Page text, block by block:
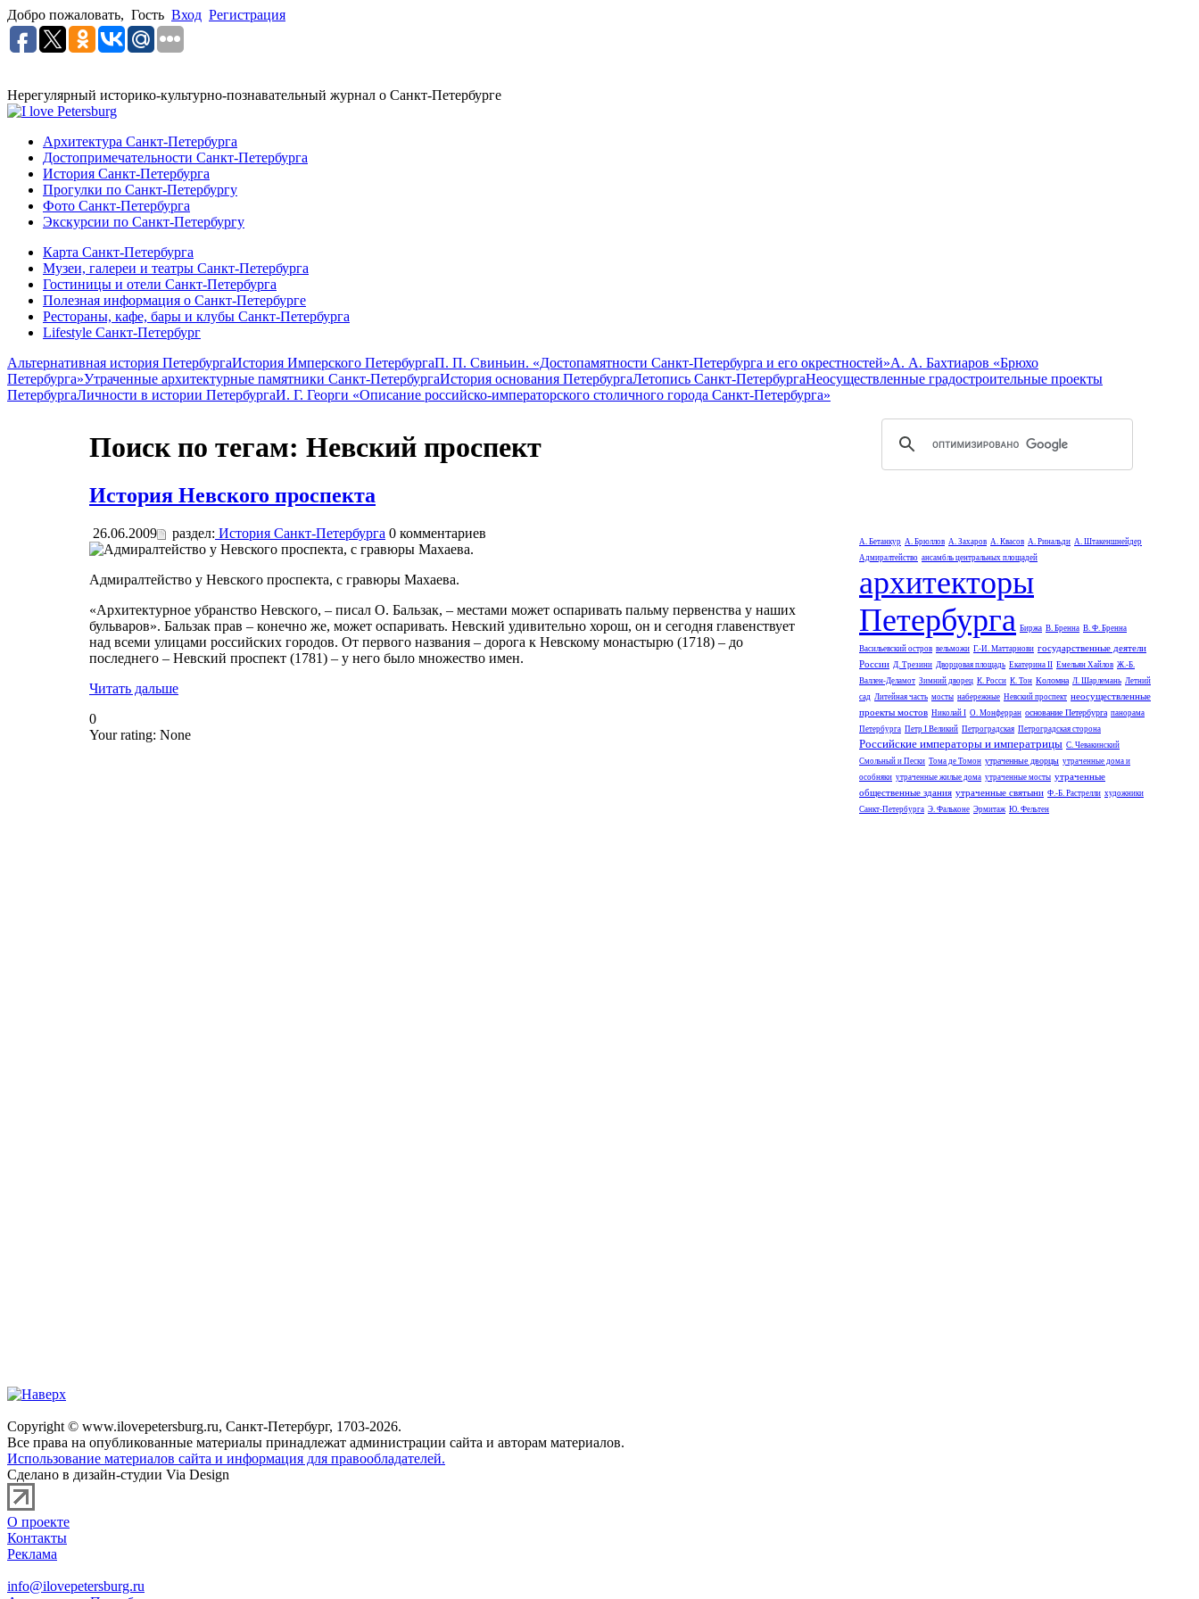
Добро пожаловать, Гость Вход Регистрация
Нерегулярный историко-культурно-познавательный журнал о Санкт-Петербурге
Архитектура Санкт-Петербурга
Достопримечательности Санкт-Петербурга
История Санкт-Петербурга
Прогулки по Санкт-Петербургу
Фото Санкт-Петербурга
Экскурсии по Санкт-Петербургу
Карта Санкт-Петербурга
Музеи, галереи и театры Санкт-Петербурга
Гостиницы и отели Санкт-Петербурга
Полезная информация о Санкт-Петербурге
Рестораны, кафе, бары и клубы Санкт-Петербурга
Lifestyle Санкт-Петербург
Альтернативная история ПетербургаИстория Имперского ПетербургаП. П. Свиньин. «Достопамятности Санкт-Петербурга и его окрестностей»А. А. Бахтиаров «Брюхо
Петербурга»Утраченные архитектурные памятники Санкт-ПетербургаИстория основания ПетербургаЛетопись Санкт-ПетербургаНеосуществленные градостроительные проекты
ПетербургаЛичности в истории ПетербургаИ. Г. Георги «Описание российско-императорского столичного города Санкт-Петербурга»
Поиск по тегам: Невский проспект
История Невского проспекта
26.06.2009 раздел: История Санкт-Петербурга 0 комментариев
Адмиралтейство у Невского проспекта, с гравюры Махаева.
«Архитектурное убранство Невского, – писал О. Бальзак, – местами может оспаривать пальму первенства у наших
бульваров». Бальзак прав – конечно же, может оспаривать. Невский удивительно хорош, он и сегодня главенствует
над всеми улицами российских городов. От первого названия – дорога к Невскому монастырю (1718) – до
последнего – Невский проспект (1781) – у него было множество имен.
Читать дальше
0
Your rating: None
А. Бетанкур А. Брюллов А. Захаров А. Квасов А. Ринальди А. Штакеншнейдер
Адмиралтейство ансамбль центральных площадей
архитекторы
Петербурга Биржа В. Бренна В. Ф. Бренна
Васильевский остров вельможи Г.-И. Маттарнови государственные деятели
России Д. Трезини Дворцовая площадь Екатерина II Емельян Хайлов Ж.-Б.
Валлен-Деламот Зимний дворец К. Росси К. Тон Коломна Л. Шарлемань Летний
сад Литейная часть мосты набережные Невский проспект неосуществленные
проекты мостов Николай I О. Монферран основание Петербурга панорама
Петербурга Петр I Великий Петроградская Петроградская сторона
Российские императоры и императрицы С. Чевакинский
Смольный и Пески Тома де Томон утраченные дворцы утраченные дома и
особняки утраченные жилые дома утраченные мосты утраченные
общественные здания утраченные святыни Ф.-Б. Растрелли художники
Санкт-Петербурга Э. Фальконе Эрмитаж Ю. Фельтен
Copyright © www.ilovepetersburg.ru, Санкт-Петербург, 1703-2026.
Все права на опубликованные материалы принадлежат администрации сайта и авторам материалов.
Использование материалов сайта и информация для правообладателей.
Сделано в дизайн-студии Via Design
О проекте
Контакты
Реклама
info@ilovepetersburg.ru